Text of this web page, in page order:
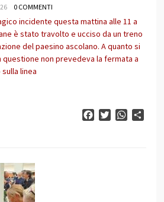
0 COMMENTI
incidente questa mattina alle 11 a
è stato travolto e ucciso da un treno
del paesino ascolano. A quanto si
non prevedeva la fermata a
linea
FacebookTwitter